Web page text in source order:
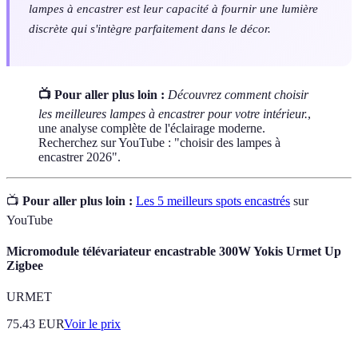
lampes à encastrer est leur capacité à fournir une lumière
discrète qui s'intègre parfaitement dans le décor.
📺 Pour aller plus loin : Découvrez comment choisir
les meilleures lampes à encastrer pour votre intérieur.,
une analyse complète de l'éclairage moderne.
Recherchez sur YouTube : "choisir des lampes à
encastrer 2026".
📺 Pour aller plus loin : Les 5 meilleurs spots encastrés sur
YouTube
Micromodule télévariateur encastrable 300W Yokis Urmet Up
Zigbee
URMET
75.43 EURVoir le prix